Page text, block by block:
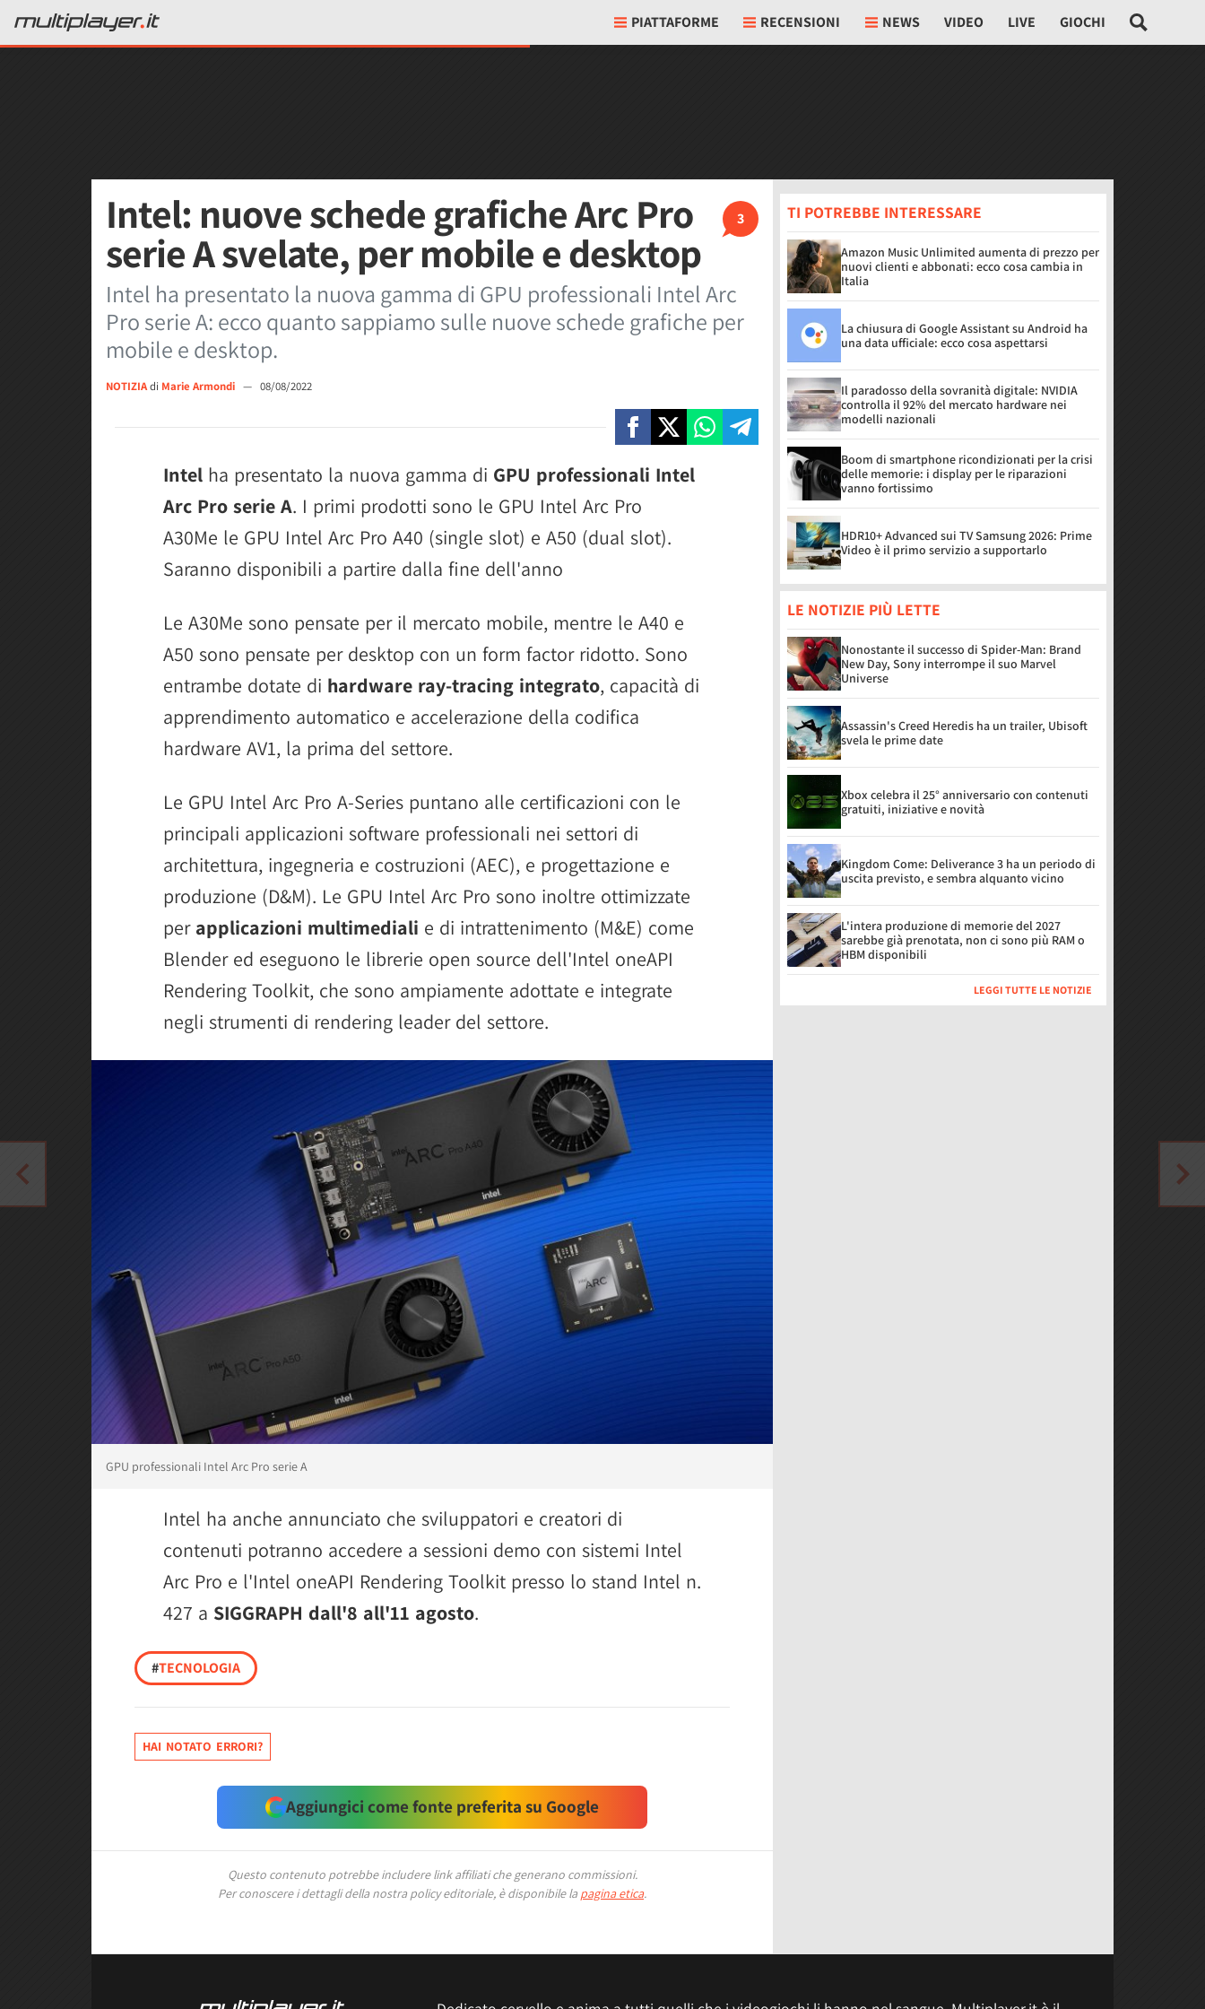
PIATTAFORME RECENSIONI NEWS VIDEO LIVE GIOCHI
3
Intel: nuove schede grafiche Arc Pro
serie A svelate, per mobile e desktop
Intel ha presentato la nuova gamma di GPU professionali Intel Arc
Pro serie A: ecco quanto sappiamo sulle nuove schede grafiche per
mobile e desktop.
NOTIZIAdi Marie Armondi — 08/08/2022
Intel ha presentato la nuova gamma di GPU professionali Intel
Arc Pro serie A. I primi prodotti sono le GPU Intel Arc Pro
A30Me le GPU Intel Arc Pro A40 (single slot) e A50 (dual slot).
Saranno disponibili a partire dalla fine dell'anno
Le A30Me sono pensate per il mercato mobile, mentre le A40 e
A50 sono pensate per desktop con un form factor ridotto. Sono
entrambe dotate di hardware ray-tracing integrato, capacità di
apprendimento automatico e accelerazione della codifica
hardware AV1, la prima del settore.
Le GPU Intel Arc Pro A-Series puntano alle certificazioni con le
principali applicazioni software professionali nei settori di
architettura, ingegneria e costruzioni (AEC), e progettazione e
produzione (D&M). Le GPU Intel Arc Pro sono inoltre ottimizzate
per applicazioni multimediali e di intrattenimento (M&E) come
Blender ed eseguono le librerie open source dell'Intel oneAPI
Rendering Toolkit, che sono ampiamente adottate e integrate
negli strumenti di rendering leader del settore.
GPU professionali Intel Arc Pro serie A
Intel ha anche annunciato che sviluppatori e creatori di
contenuti potranno accedere a sessioni demo con sistemi Intel
Arc Pro e l'Intel oneAPI Rendering Toolkit presso lo stand Intel n.
427 a SIGGRAPH dall'8 all'11 agosto.
#TECNOLOGIA
HAI NOTATO ERRORI?
Aggiungici come fonte preferita su Google
Questo contenuto potrebbe includere link affiliati che generano commissioni.
Per conoscere i dettagli della nostra policy editoriale, è disponibile la pagina etica.
TI POTREBBE INTERESSARE
Amazon Music Unlimited aumenta di prezzo per
nuovi clienti e abbonati: ecco cosa cambia in
Italia
La chiusura di Google Assistant su Android ha
una data ufficiale: ecco cosa aspettarsi
Il paradosso della sovranità digitale: NVIDIA
controlla il 92% del mercato hardware nei
modelli nazionali
Boom di smartphone ricondizionati per la crisi
delle memorie: i display per le riparazioni
vanno fortissimo
HDR10+ Advanced sui TV Samsung 2026: Prime
Video è il primo servizio a supportarlo
LE NOTIZIE PIÙ LETTE
Nonostante il successo di Spider-Man: Brand
New Day, Sony interrompe il suo Marvel
Universe
Assassin's Creed Heredis ha un trailer, Ubisoft
svela le prime date
Xbox celebra il 25° anniversario con contenuti
gratuiti, iniziative e novità
Kingdom Come: Deliverance 3 ha un periodo di
uscita previsto, e sembra alquanto vicino
L'intera produzione di memorie del 2027
sarebbe già prenotata, non ci sono più RAM o
HBM disponibili
LEGGI TUTTE LE NOTIZIE